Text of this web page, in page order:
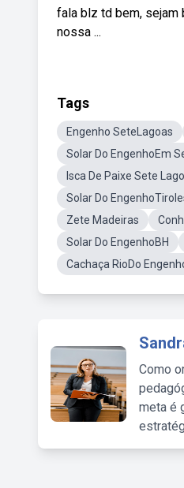
fala blz td bem, sejam
nossa ...
Tags
Engenho SeteLagoas
Solar Do EngenhoEm
Isca De Paixe Sete
Solar Do
Zete Madeiras
Solar Do EngenhoBH
Cachaça RioDo
Como
meta é